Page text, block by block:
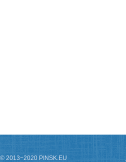
© 2013−2020 PINSK.EU